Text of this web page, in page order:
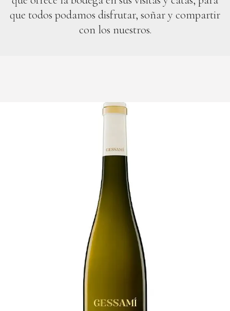
que todos podamos disfrutar, soñar y compartir
con los nuestros.